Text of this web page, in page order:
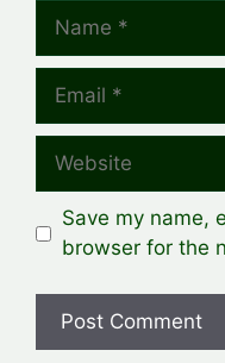
Name
Email
Website
Save my name,
browser for the